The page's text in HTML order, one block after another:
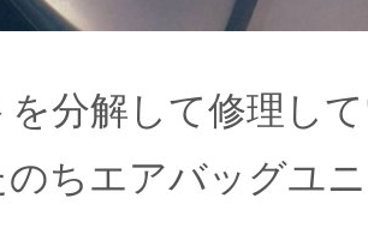
を分解して修理し
ちエアバッグユ